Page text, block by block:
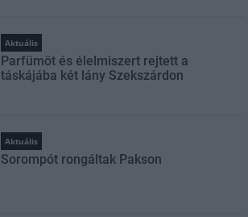
Aktuális
Parfümöt és élelmiszert rejtett a
táskájába két lány Szekszárdon
Aktuális
Sorompót rongáltak Pakson